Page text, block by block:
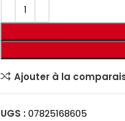
Ajouter à la
UGS : 07825168605